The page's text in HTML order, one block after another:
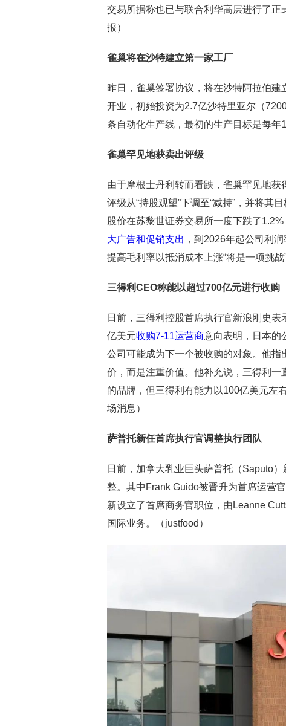
交易所据称也已与联合利华高层进行了
报）
雀巢将在沙特建立第一家工厂
昨日，雀巢签署协议，将在沙特阿拉伯
开业，初始投资为2.7亿沙特里亚尔（
条自动化生产线，最初的生产目标是每年
雀巢罕见地获卖出评级
由于摩根士丹利转而看跌，雀巢罕见地
评级从“持股观望”下调至“减持”，并将其
股价在苏黎世证券交易所一度下跌了
大广告和促销支出 ，到2026年起公司利
提高毛利率以抵消成本上涨“将是一项挑战
三得利CEO称能以超过700亿元进行收购
日前，三得利控股首席执行官新浪刚史
亿美元收购7-11运营商意向表明，日本的
公司可能成为下一个被收购的对象。他
价，而是注重价值。他补充说，三得利
的品牌，但三得利有能力以100亿美元左
场消息）
萨普托新任首席执行官调整执行团队
日前，加拿大乳业巨头萨普托（Saputo
整。其中Frank Guido被晋升为首席运营
新设立了首席商务官职位，由Leanne
国际业务。（justfood）